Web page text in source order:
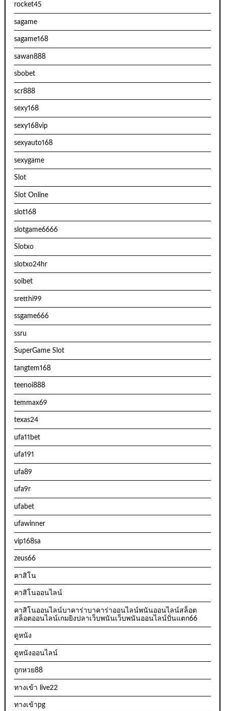
rocket45
sagame
sagame168
sawan888
sbobet
scr888
sexy168
sexy168vip
sexyauto168
sexygame
Slot
Slot Online
slot168
slotgame6666
Slotxo
slotxo24hr
soibet
sretthi99
ssgame666
ssru
SuperGame Slot
tangtem168
teenoi888
temmax69
texas24
ufa11bet
ufa191
ufa89
ufa9r
ufabet
ufawinner
vip168sa
zeus66
คาสิโน
คาสิโนออนไลน์
คาสิโนออนไลน์บาคาร่าบาคาร่าออนไลน์พนันออนไลน์สล็อต
สล็อตออนไลน์เกมยิงปลาเว็บพนันเว็บพนันออนไลน์ปั่นแตก66
ดูหนัง
ดูหนังออนไลน์
ถูกหวย88
ทางเข้า live22
ทางเข้าpg